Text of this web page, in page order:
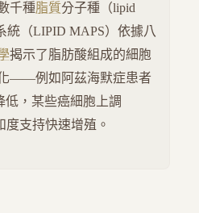
千種脂質分子種（lipid
統（LIPID MAPS）依據八
揭示了脂肪酸組成的細胞
——例如阿茲海默症患者
低，某些癌細胞上調
度支持快速增殖。